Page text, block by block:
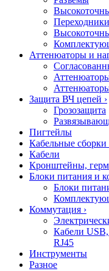
Переходники
Аттенюаторы и
Защита ВЧ цепей ›
Грозозащита
Пигтейлы
Кабельные
Кабели
Кронштейны,
Блоки питания и
Блоки
Коммутация ›
Кабели
RJ45
Инструменты
Разное